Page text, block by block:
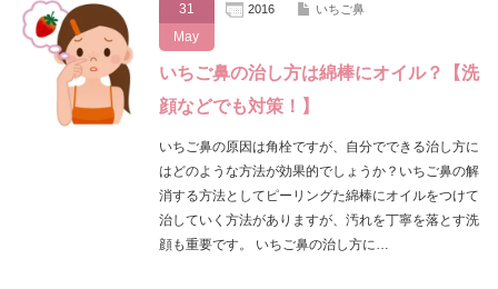
31
May
2016 いちご鼻
いちご鼻の治し方は綿棒にオイル？【洗
顔などでも対策！】
いちご鼻の原因は角栓ですが、自分でできる治し方に
はどのような方法が効果的でしょうか？いちご鼻の解
消する方法としてピーリングた綿棒にオイルをつけて
治していく方法がありますが、汚れを丁寧を落とす洗
顔も重要です。 いちご鼻の治し方に…